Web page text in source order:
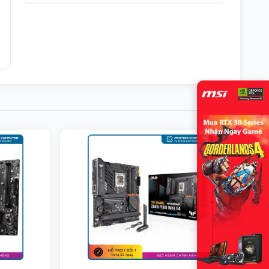
RAID 1, RAID 5, and RAID 10
4 x SATA 6Gb/s connectors 1 x front
card connectors 1 x Trusted
GC-TPM2.0 SPI/GC-TPM2.0 SPI 2.0
module only) 1 x serial port header 1
x parallel port header 1 x serial port
header 1 x parallel port header 1 x
reset button 1 x Q-Flash Plus button
1 x reset jumper 1 x Clear CMOS
jumper
Cổng kết
nối
1 x PS/2 keyboard/mouse port 1 x
USB Type-C® port, with USB 3.2 Gen